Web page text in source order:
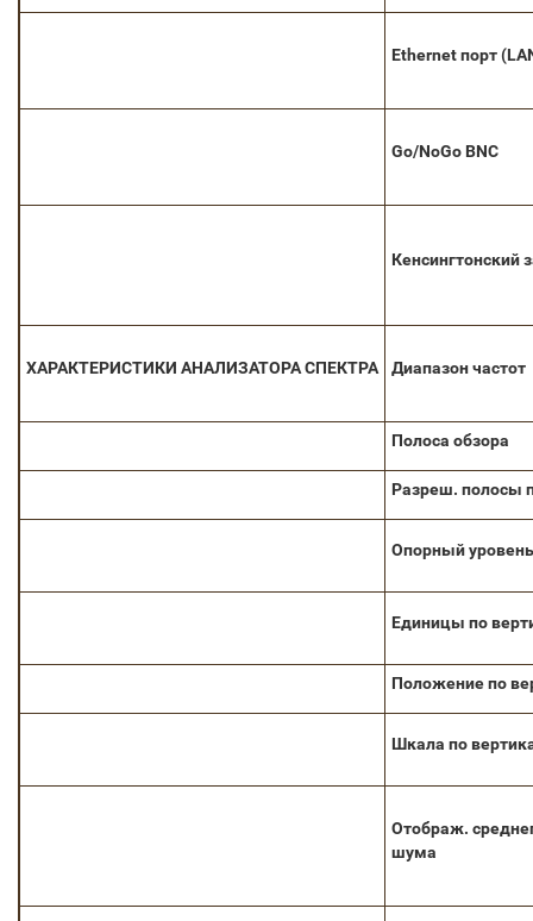
Ethernet порт
Go/NoGo BNC
Кенсингтонский
ХАРАКТЕРИСТИКИ АНАЛИЗАТОРАСПЕКТРА Диапазон частот
Полоса обзора
Разреш. полосы
Опорный уровень
Единицы по
Положение по
Шкала по
Отображ.
шума